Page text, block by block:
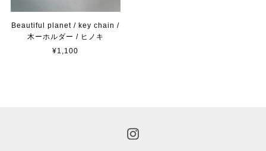
Beautiful planet / key chain /
木ーホルダー / ヒノキ
¥1,100